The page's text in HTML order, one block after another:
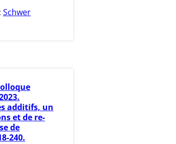
; Schwer
additifs, un
et de re-
de
240.